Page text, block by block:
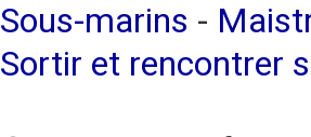
Sous-marins -
Sortir et rencontrer